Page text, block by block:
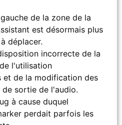
de la zone de la
est désormais plus
déplacer.
incorrecte de la
l'utilisation
et de la modification des
sortie de l'audio.
à cause duquel
perdait parfois les